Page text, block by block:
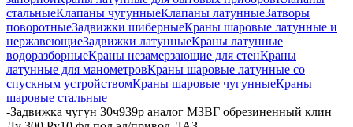
стальныеКлапаны чугунныеКлапаны латунныеЗатворы
поворотныеЗадвижки шиберныеКраны шаровые латунные и
нержавеющиеЗадвижки латунныеКраны латунные
водоразборныеКраны незамерзающие для стенКраны
латунные для манометровКраны шаровые латунные со
спускным устройствомКраны шаровые чугунныеКраны
шаровые стальные
-Задвижка чугун 30ч939р аналог МЗВГ обрезиненный клин